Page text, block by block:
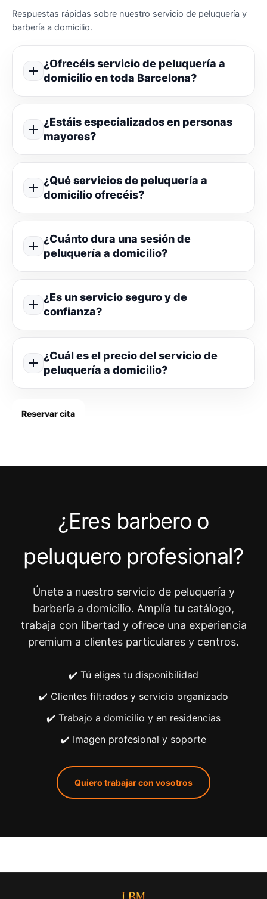
Respuestas rápidas sobre nuestro servicio de peluquería y
barbería a domicilio.
¿Ofrecéis servicio de peluquería a
domicilio en toda Barcelona?
¿Estáis especializados en personas
mayores?
¿Qué servicios de peluquería a
domicilio ofrecéis?
¿Cuánto dura una sesión de
peluquería a domicilio?
¿Es un servicio seguro y de
confianza?
¿Cuál es el precio del servicio de
peluquería a domicilio?
Reservar cita
¿Eres barbero o
peluquero profesional?
Únete a nuestro servicio de peluquería y
barbería a domicilio. Amplía tu catálogo,
trabaja con libertad y ofrece una experiencia
premium a clientes particulares y centros.
✔️ Tú eliges tu disponibilidad
✔️ Clientes filtrados y servicio organizado
✔️ Trabajo a domicilio y en residencias
✔️ Imagen profesional y soporte
Quiero trabajar con vosotros